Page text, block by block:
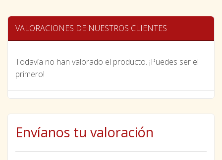
VALORACIONES DE NUESTROS CLIENTES
Todavía no han valorado el producto. ¡Puedes ser el
primero!
Envíanos tu valoración